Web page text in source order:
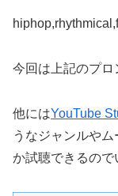
今回は上記のプロ
他にはYouTube
うなジャンルや
か試聴できるので